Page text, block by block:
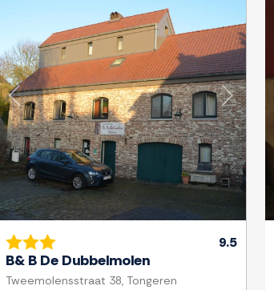
Previous Next
9.5
B& B De Dubbelmolen
Tweemolensstraat 38, Tongeren